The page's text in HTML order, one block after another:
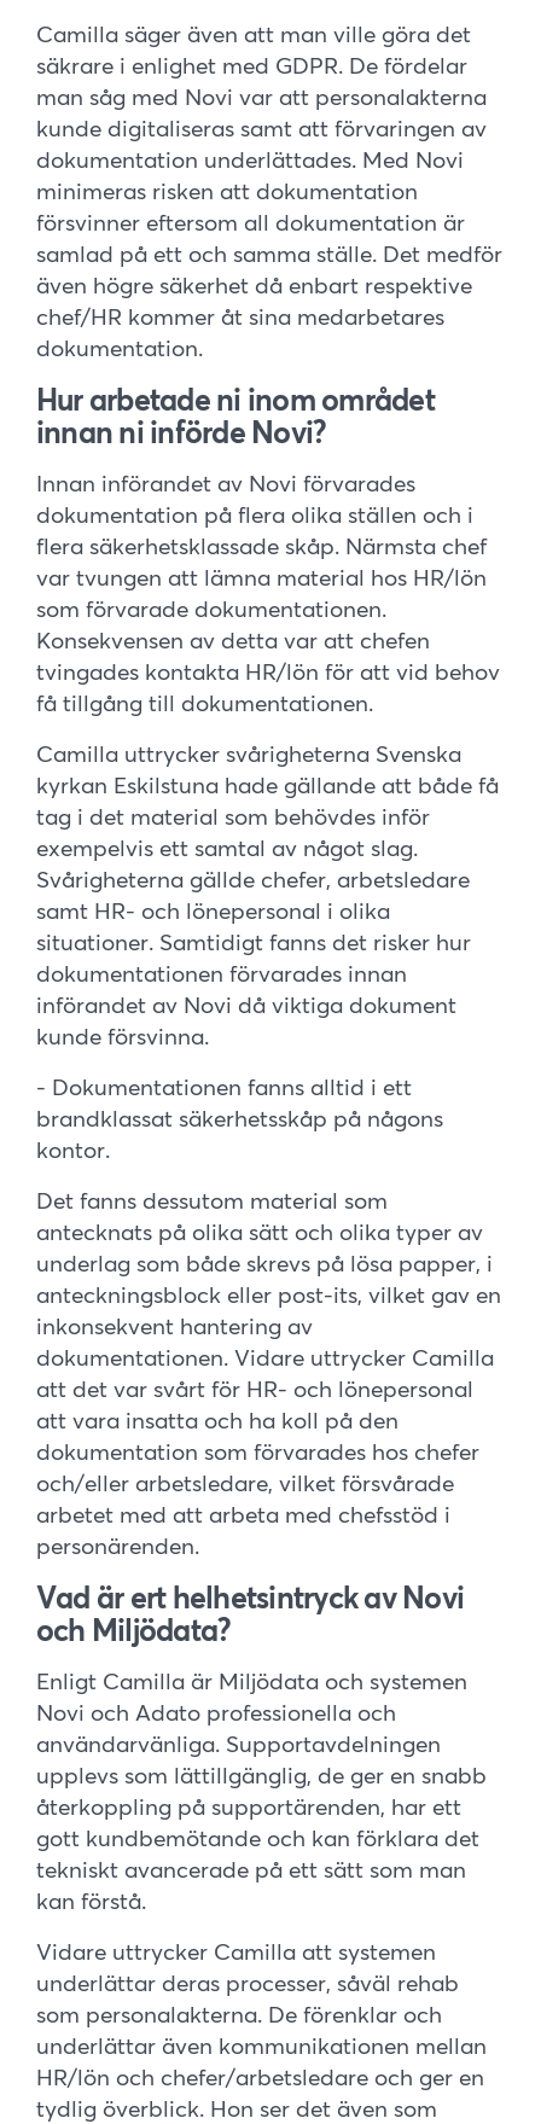
Camilla säger även att man ville göra det
säkrare i enlighet med GDPR. De fördelar
man såg med Novi var att personalakterna
kunde digitaliseras samt att förvaringen av
dokumentation underlättades. Med Novi
minimeras risken att dokumentation
försvinner eftersom all dokumentation är
samlad på ett och samma ställe. Det medför
även högre säkerhet då enbart respektive
chef/HR kommer åt sina medarbetares
dokumentation.
Hur arbetade ni inom området
innan ni införde Novi?
Innan införandet av Novi förvarades
dokumentation på flera olika ställen och i
flera säkerhetsklassade skåp. Närmsta chef
var tvungen att lämna material hos HR/lön
som förvarade dokumentationen.
Konsekvensen av detta var att chefen
tvingades kontakta HR/lön för att vid behov
få tillgång till dokumentationen.
Camilla uttrycker svårigheterna Svenska
kyrkan Eskilstuna hade gällande att både få
tag i det material som behövdes inför
exempelvis ett samtal av något slag.
Svårigheterna gällde chefer, arbetsledare
samt HR- och lönepersonal i olika
situationer. Samtidigt fanns det risker hur
dokumentationen förvarades innan
införandet av Novi då viktiga dokument
kunde försvinna.
- Dokumentationen fanns alltid i ett
brandklassat säkerhetsskåp på någons
kontor.
Det fanns dessutom material som
antecknats på olika sätt och olika typer av
underlag som både skrevs på lösa papper, i
anteckningsblock eller post-its, vilket gav en
inkonsekvent hantering av
dokumentationen. Vidare uttrycker Camilla
att det var svårt för HR- och lönepersonal
att vara insatta och ha koll på den
dokumentation som förvarades hos chefer
och/eller arbetsledare, vilket försvårade
arbetet med att arbeta med chefsstöd i
personärenden.
Vad är ert helhetsintryck av Novi
och Miljödata?
Enligt Camilla är Miljödata och systemen
Novi och Adato professionella och
användarvänliga. Supportavdelningen
upplevs som lättillgänglig, de ger en snabb
återkoppling på supportärenden, har ett
gott kundbemötande och kan förklara det
tekniskt avancerade på ett sätt som man
kan förstå.
Vidare uttrycker Camilla att systemen
underlättar deras processer, såväl rehab
som personalakterna. De förenklar och
underlättar även kommunikationen mellan
HR/lön och chefer/arbetsledare och ger en
tydlig överblick. Hon ser det även som